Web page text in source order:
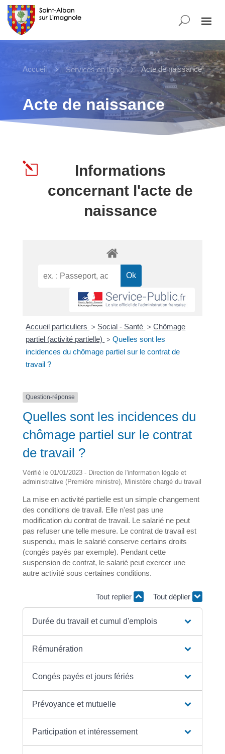
Accueil 5 Services en ligne 5 Acte de naissance
Acte de naissance
l
Informations
concernant l'acte de
naissance
Accueil particuliers > Social - Santé > Chômage
partiel (activité partielle) > Quelles sont les
incidences du chômage partiel sur le contrat de
travail ?
Question-réponse
Quelles sont les incidences du
chômage partiel sur le contrat
de travail ?
Vérifié le 01/01/2023 - Direction de l'information légale et
administrative (Première ministre), Ministère chargé du travail
La mise en activité partielle est un simple changement
des conditions de travail. Elle n'est pas une
modification du contrat de travail. Le salarié ne peut
pas refuser une telle mesure. Le contrat de travail est
suspendu, mais le salarié conserve certains droits
(congés payés par exemple). Pendant cette
suspension de contrat, le salarié peut exercer une
autre activité sous certaines conditions.
Tout replier Tout déplier
Durée du travail et cumul d'emplois
Rémunération
Congés payés et jours fériés
Prévoyance et mutuelle
Participation et intéressement